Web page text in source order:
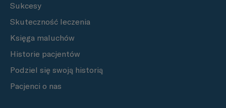
Sukcesy
Skuteczność leczenia
Księga maluchów
Historie pacjentów
Podziel się swoją historią
Pacjenci o nas